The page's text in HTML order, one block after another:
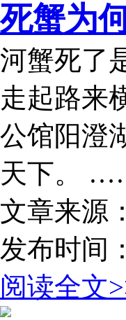
死蟹为
河蟹死了
走起路来
公馆阳澄
天下。
文章来源
发布时间
阅读全文